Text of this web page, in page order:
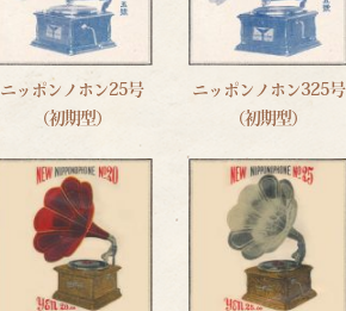
ニッポンノホン25号
（初期型）
ニッポンノホン325号
（初期型）